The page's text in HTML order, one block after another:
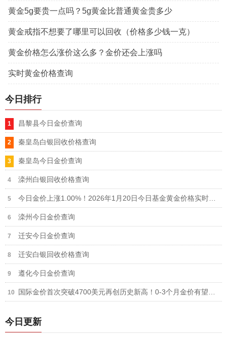
黄金5g要贵一点吗？5g黄金比普通黄金贵多少
黄金戒指不想要了哪里可以回收（价格多少钱一克）
黄金价格怎么涨价这么多？金价还会上涨吗
实时黄金价格查询
今日排行
昌黎县今日金价查询
秦皇岛白银回收价格查询
秦皇岛今日金价查询
滦州白银回收价格查询
滦州今日金价查询
迁安今日金价查询
迁安白银回收价格查询
遵化今日金价查询
今日更新